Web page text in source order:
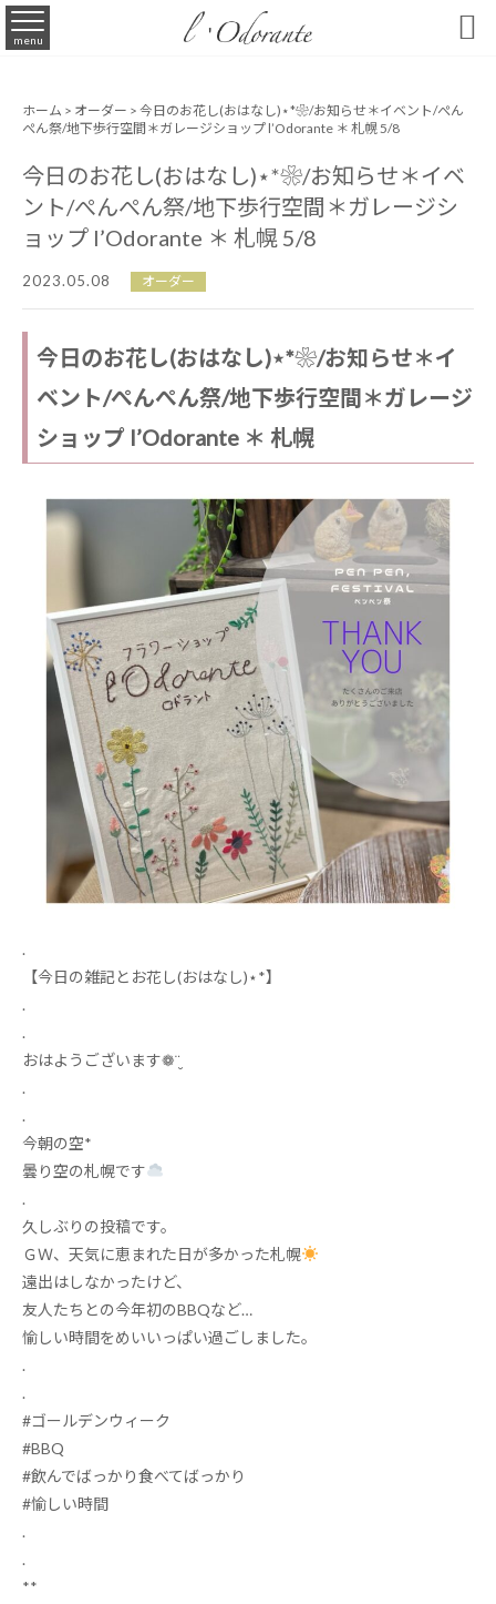
menu 
ホーム > オーダー > 今日のお花し(おはなし)⋆*❀/お知らせ＊イベント/ぺん
ぺん祭/地下歩行空間＊ガレージショップ l’Odorante ＊ 札幌 5/8
今日のお花し(おはなし)⋆*❀/お知らせ＊イベ
ント/ぺんぺん祭/地下歩行空間＊ガレージシ
ョップ l’Odorante ＊ 札幌 5/8
2023.05.08 オーダー
今日のお花し(おはなし)⋆*❀/お知らせ＊イ
ベント/ぺんぺん祭/地下歩行空間＊ガレージ
ショップ l’Odorante ＊ 札幌
.
【今日の雑記とお花し(おはなし)⋆*】
.
.
おはようございます❁¨̮
.
.
今朝の空*
曇り空の札幌です
.
久しぶりの投稿です‍。
ＧＷ、天気に恵まれた日が多かった札幌
遠出はしなかったけど、
友人たちとの今年初のBBQなど…
愉しい時間をめいいっぱい過ごしました。
.
.
#ゴールデンウィーク
#BBQ
#飲んでばっかり食べてばっかり
#愉しい時間
.
.
**